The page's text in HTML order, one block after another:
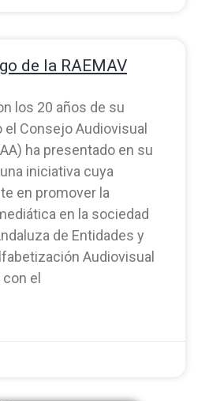
de la RAEMAV
los 20 años de su
Consejo Audiovisual
ha presentado en su
iniciativa cuya
en promover la
en la sociedad
de Entidades y
Audiovisual
con el